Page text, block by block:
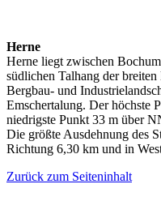
Herne
Herne liegt zwischen
südlichen Talhang der
Bergbau- und
Emschertalung. Der höchste
niedrigste Punkt 33 m über
Die größte Ausdehnung des
Richtung 6,30 km und in
Zurück zum Seiteninhalt